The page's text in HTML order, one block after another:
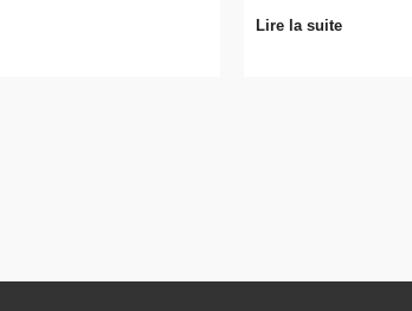
Lire la suite